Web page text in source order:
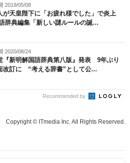
2019/05/08
が天皇陛下に「お疲れ様でした」で炎上
辞典編集「新しい謎ルールの誕...
2020/08/24
『新明解国語辞典第八版』発表 9年ぶり
改訂に “考える辞書”として公...
Recommended by
Copyright © ITmedia Inc. All Rights Reserved.